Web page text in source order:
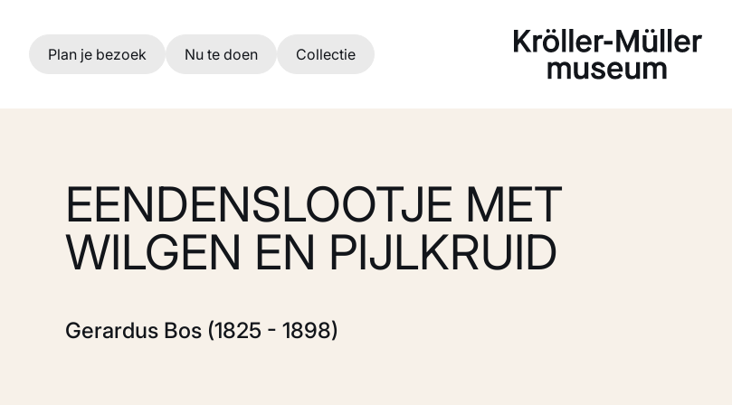
Ga naar hoofdinhoud
Plan je bezoek Nu te doen Collectie
EENDENSLOOTJE MET
WILGEN EN PIJLKRUID
Gerardus Bos (1825 - 1898)